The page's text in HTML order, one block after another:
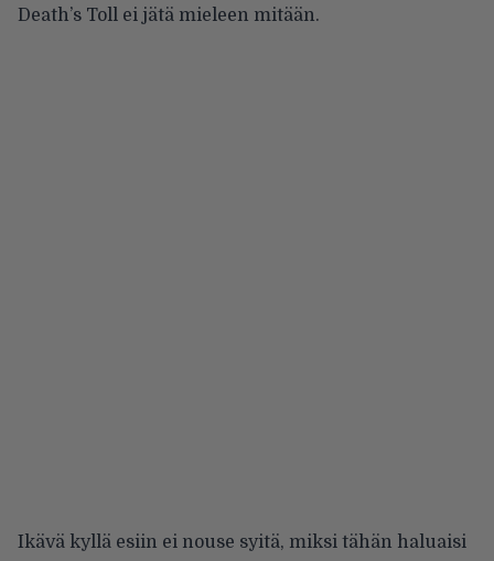
Death’s Toll ei jätä mieleen mitään.
Ikävä kyllä esiin ei nouse syitä, miksi tähän haluaisi